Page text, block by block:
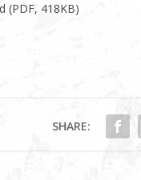
(PDF, 418KB)
SHARE: